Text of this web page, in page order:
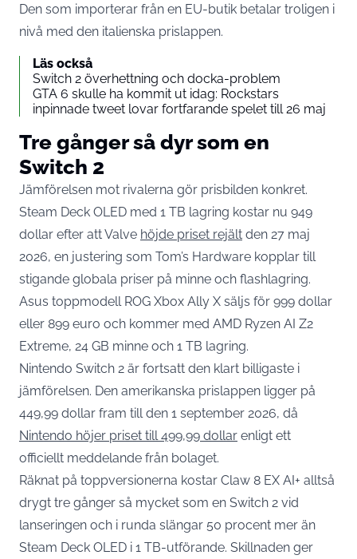
Den som importerar från en EU-butik betalar troligen i
nivå med den italienska prislappen.
Läs också
Switch 2 överhettning och docka-problem
GTA 6 skulle ha kommit ut idag: Rockstars
inpinnade tweet lovar fortfarande spelet till 26 maj
Tre gånger så dyr som en
Switch 2
Jämförelsen mot rivalerna gör prisbilden konkret.
Steam Deck OLED med 1 TB lagring kostar nu 949
dollar efter att Valve höjde priset rejält den 27 maj
2026, en justering som Tom’s Hardware kopplar till
stigande globala priser på minne och flashlagring.
Asus toppmodell ROG Xbox Ally X säljs för 999 dollar
eller 899 euro och kommer med AMD Ryzen AI Z2
Extreme, 24 GB minne och 1 TB lagring.
Nintendo Switch 2 är fortsatt den klart billigaste i
jämförelsen. Den amerikanska prislappen ligger på
449,99 dollar fram till den 1 september 2026, då
Nintendo höjer priset till 499,99 dollar enligt ett
officiellt meddelande från bolaget.
Räknat på toppversionerna kostar Claw 8 EX AI+ alltså
drygt tre gånger så mycket som en Switch 2 vid
lanseringen och i runda slängar 50 procent mer än
Steam Deck OLED i 1 TB-utförande. Skillnaden ger